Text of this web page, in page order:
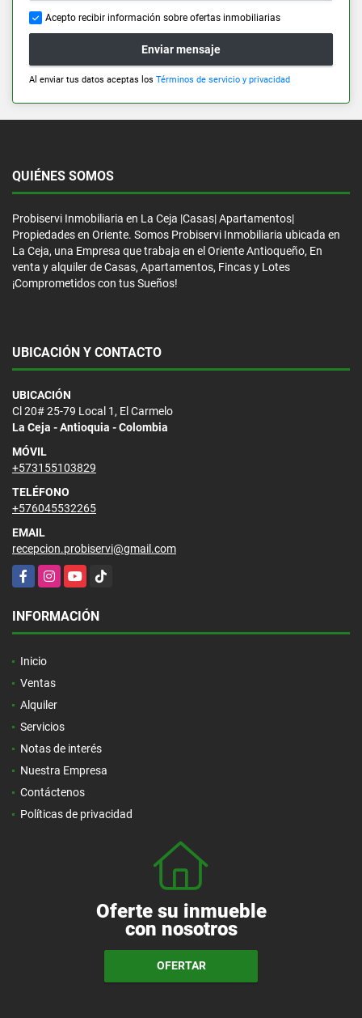
Acepto recibir información sobre ofertas inmobiliarias
Enviar mensaje
Al enviar tus datos aceptas los Términos de servicio y privacidad
QUIÉNES SOMOS
Probiservi Inmobiliaria en La Ceja |Casas| Apartamentos|
Propiedades en Oriente. Somos Probiservi Inmobiliaria ubicada en
La Ceja, una Empresa que trabaja en el Oriente Antioqueño, En
venta y alquiler de Casas, Apartamentos, Fincas y Lotes
¡Comprometidos con tus Sueños!
UBICACIÓN Y CONTACTO
UBICACIÓN
Cl 20# 25-79 Local 1, El Carmelo
La Ceja - Antioquia - Colombia
MÓVIL
+573155103829
TELÉFONO
+576045532265
EMAIL
recepcion.probiservi@gmail.com
FacebookInstagramYouTubeTikTok
INFORMACIÓN
Inicio
Ventas
Alquiler
Servicios
Notas de interés
Nuestra Empresa
Contáctenos
Políticas de privacidad
Oferte su inmueble
con nosotros
OFERTAR